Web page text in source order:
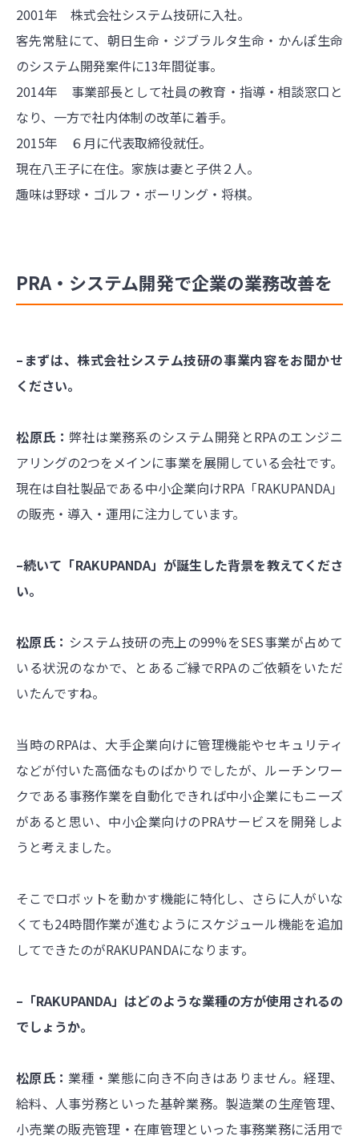
2001年 株式会社システム技研に入社。
客先常駐にて、朝日生命・ジブラルタ生命・かんぽ生命
のシステム開発案件に13年間従事。
2014年 事業部長として社員の教育・指導・相談窓口と
なり、一方で社内体制の改革に着手。
2015年 ６月に代表取締役就任。
現在八王子に在住。家族は妻と子供２人。
趣味は野球・ゴルフ・ボーリング・将棋。
PRA・システム開発で企業の業務改善を
–まずは、株式会社システム技研の事業内容をお聞かせ
ください。
松原氏：弊社は業務系のシステム開発とRPAのエンジニ
アリングの2つをメインに事業を展開している会社です。
現在は自社製品である中小企業向けRPA「RAKUPANDA」
の販売・導入・運用に注力しています。
–続いて「RAKUPANDA」が誕生した背景を教えてくださ
い。
松原氏： システム技研の売上の99%をSES事業が占めて
いる状況のなかで、とあるご縁でRPAのご依頼をいただ
いたんですね。
当時のRPAは、大手企業向けに管理機能やセキュリティ
などが付いた高価なものばかりでしたが、ルーチンワー
クである事務作業を自動化できれば中小企業にもニーズ
があると思い、中小企業向けのPRAサービスを開発しよ
うと考えました。
そこでロボットを動かす機能に特化し、さらに人がいな
くても24時間作業が進むようにスケジュール機能を追加
してできたのがRAKUPANDAになります。
–「RAKUPANDA」はどのような業種の方が使用されるの
でしょうか。
松原氏： 業種・業態に向き不向きはありません。経理、
給料、人事労務といった基幹業務。製造業の生産管理、
小売業の販売管理・在庫管理といった事務業務に活用で